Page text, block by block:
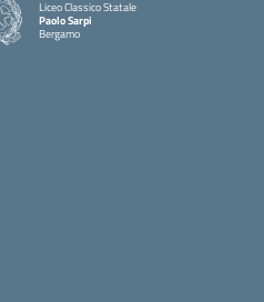
Liceo Classico Statale
Paolo Sarpi
Bergamo
— Visita la pagina iniziale della scuola